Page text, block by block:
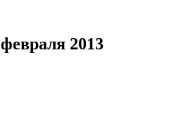
февраля 2013